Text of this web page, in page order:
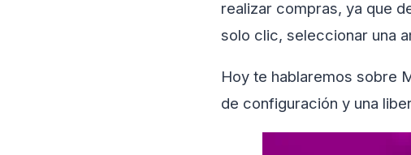
realizar compras, ya que
solo clic, seleccionar una
Hoy te hablaremos sobre
de configuración y una